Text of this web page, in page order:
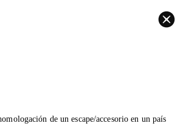
de un escape/accesorio en un país